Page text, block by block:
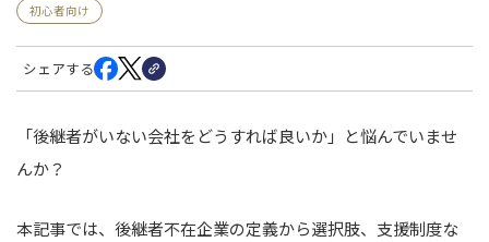
初心者向け
シェアする
「後継者がいない会社をどうすれば良いか」と悩んでいませ
んか？
本記事では、後継者不在企業の定義から選択肢、支援制度な